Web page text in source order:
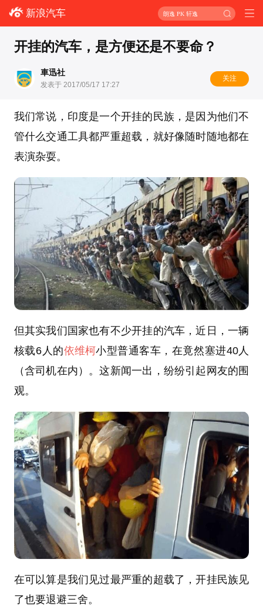
新浪汽车 朗逸 PK 轩逸
开挂的汽车，是方便还是不要命？
車迅社
发表于 2017/05/17 17:27
关注
我们常说，印度是一个开挂的民族，是因为他们不
管什么交通工具都严重超载，就好像随时随地都在
表演杂耍。
但其实我们国家也有不少开挂的汽车，近日，一辆
核载6人的依维柯小型普通客车，在竟然塞进40人
（含司机在内）。这新闻一出，纷纷引起网友的围
观。
在可以算是我们见过最严重的超载了，开挂民族见
了也要退避三舍。